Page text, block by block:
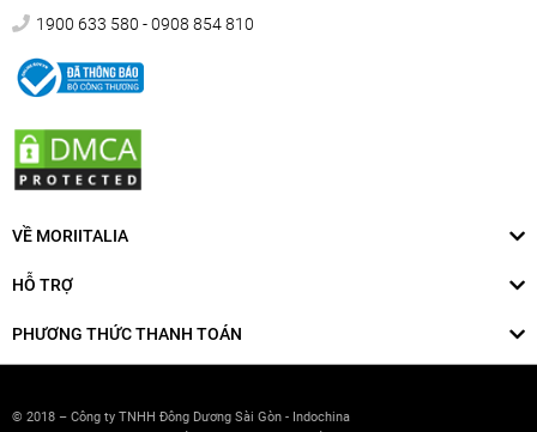
1900 633 580 - 0908 854 810
VỀ MORIITALIA
HỖ TRỢ
PHƯƠNG THỨC THANH TOÁN
© 2018 – Công ty TNHH Đông Dương Sài Gòn - Indochina